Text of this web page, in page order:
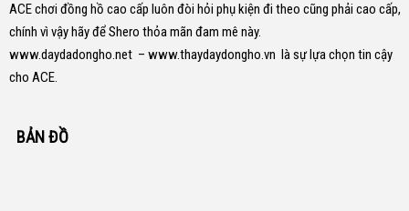
ACE chơi đồng hồ cao cấp luôn đòi hỏi phụ kiện đi theo cũng phải cao cấp,
chính vì vậy hãy để Shero thỏa mãn đam mê này.
www.daydadongho.net – www.thaydaydongho.vn là sự lựa chọn tin cậy
cho ACE.
BẢN ĐỒ